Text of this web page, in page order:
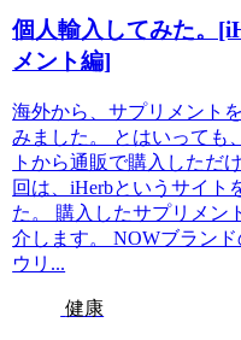
個人輸入してみた。
メント編]
海外から、サプリメント
みました。 とはいっても
トから通販で購入しただ
回は、iHerbというサイト
た。 購入したサプリメン
介します。 NOWブラン
ウリ...
健康